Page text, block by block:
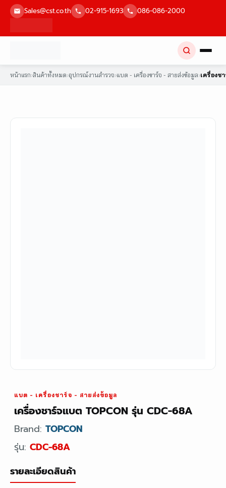
Skip
Sales@cst.co.th 02-915-1693 086-086-2000
หน้าแรก›สินค้าทั้งหมด›อุปกรณ์งานสำรวจ›แบต - เครื่องชาร์จ - สายส่งข้อมูล›เครื่องช
แบต - เครื่องชาร์จ - สายส่งข้อมูล
เครื่องชาร์จแบต TOPCON รุ่น CDC-68A
Brand: TOPCON
รุ่น: CDC-68A
รายละเอียดสินค้า